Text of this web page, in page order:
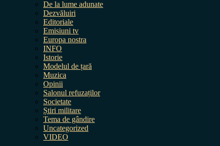
De la lume adunate
Dezvăluiri
Editoriale
Emisiuni tv
Europa nostra
INFO
Istorie
Modelul de țară
Muzica
Opinii
Salonul refuzaților
Societate
Știri militare
Tema de gândire
Uncategorized
VIDEO